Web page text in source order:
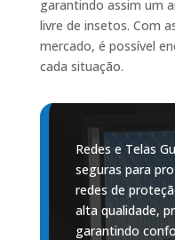
garantindo assim um
livre de insetos. Com
mercado, é possível
cada situação.
Redes e Telas
seguras para
redes de
alta qualidade,
garantindo